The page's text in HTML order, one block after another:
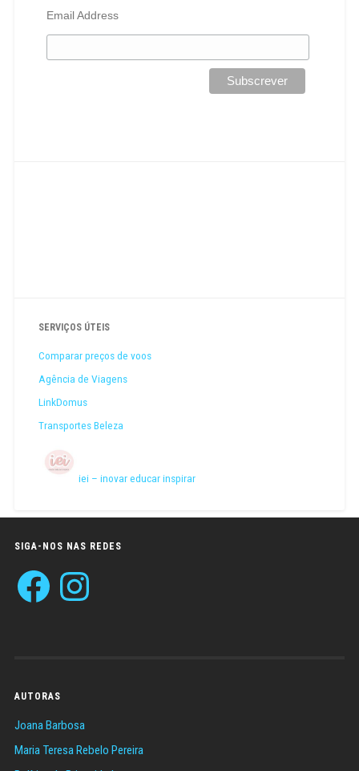
Email Address
SERVIÇOS ÚTEIS
Comparar preços de voos
Agência de Viagens
LinkDomus
Transportes Beleza
iei – inovar educar inspirar
SIGA-NOS NAS REDES
Facebook Instagram
AUTORAS
Joana Barbosa
Maria Teresa Rebelo Pereira